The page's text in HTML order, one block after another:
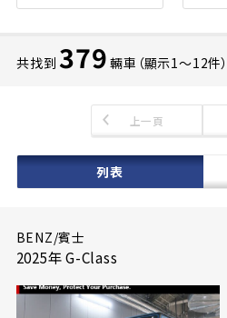
共找到 379 輛車（顯示1〜12件）
上一頁
列表
BENZ/賓士
2025年 G-Class